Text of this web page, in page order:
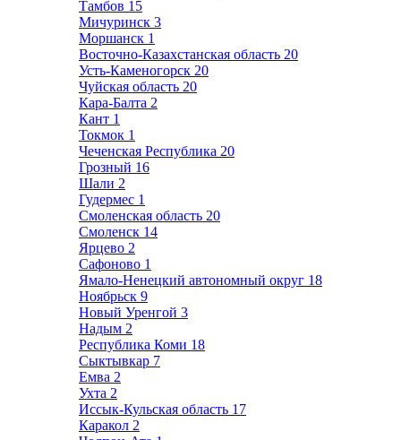
Тамбов 15
Мичуринск 3
Моршанск 1
Восточно-Казахстанская область 20
Усть-Каменогорск 20
Чуйская область 20
Кара-Балта 2
Кант 1
Токмок 1
Чеченская Республика 20
Грозный 16
Шали 2
Гудермес 1
Смоленская область 20
Смоленск 14
Ярцево 2
Сафоново 1
Ямало-Ненецкий автономный округ 18
Ноябрьск 9
Новый Уренгой 3
Надым 2
Республика Коми 18
Сыктывкар 7
Емва 2
Ухта 2
Иссык-Кульская область 17
Каракол 2